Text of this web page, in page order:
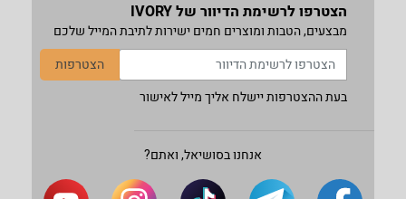
הצטרפו לרשימת הדיוור של IVORY
מבצעים, הטבות ומוצרים חמים ישירות לתיבת המייל שלכם
הצטרפות
בעת ההצטרפות יישלח אליך מייל לאישור
אנחנו בסושיאל, ואתם?